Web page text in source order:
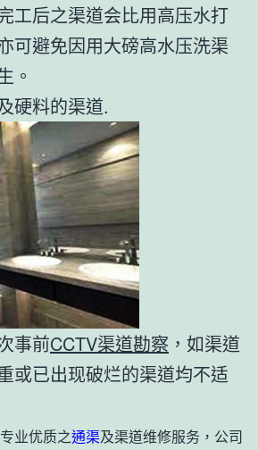
工后之渠道会比用高压水打
可避免因用大磅高水压洗渠
。
硬料的渠道.
事前CCTV渠道勘察 ，如渠道
或已出现破烂的渠道均不适
业优质之通渠及渠道维修服务，公司